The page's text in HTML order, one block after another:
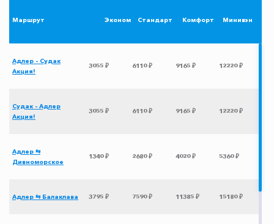
Маршрут Эконом Стандарт Комфорт Минивэн
Адлер - Судак
Акция!
3055 ₽ 6110 ₽ 9165 ₽ 12220 ₽
Судак - Адлер
Акция!
3055 ₽ 6110 ₽ 9165 ₽ 12220 ₽
Адлер ⇆
Дивноморское
1340 ₽ 2680 ₽ 4020 ₽ 5360 ₽
Адлер ⇆ Балаклава 3795 ₽ 7590 ₽ 11385 ₽ 15180 ₽